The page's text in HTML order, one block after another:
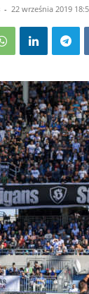
- 22 września 2019